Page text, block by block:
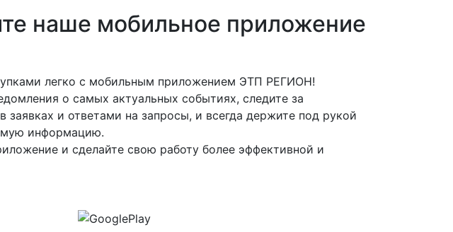
наше мобильное приложение
легко с мобильным приложением ЭТП РЕГИОН!
о самых актуальных событиях, следите за
заявках и ответами на запросы, и всегда держите под рукой
информацию.
и сделайте свою работу более эффективной и